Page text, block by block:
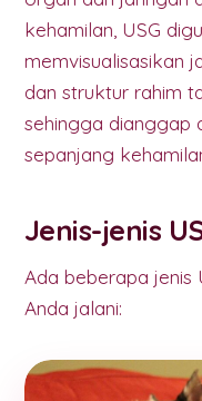
kehamilan, USG
memvisualisasikan
dan struktur rahim
sehingga dianggap
sepanjang
Jenis-jenis
Ada beberapa jenis
Anda jalani: